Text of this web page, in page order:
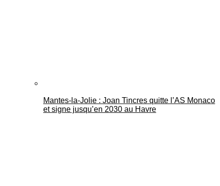
Mantes-la-Jolie : Joan Tincres quitte l’AS Monaco
et signe jusqu’en 2030 au Havre